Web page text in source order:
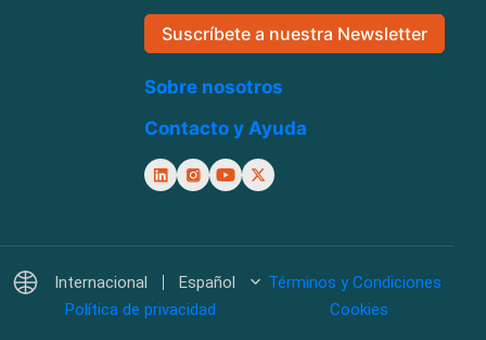
Suscríbete a nuestra Newsletter
Sobre nosotros
Contacto y Ayuda
Internacional Español
Términos y Condiciones
Política de privacidad
Cookies